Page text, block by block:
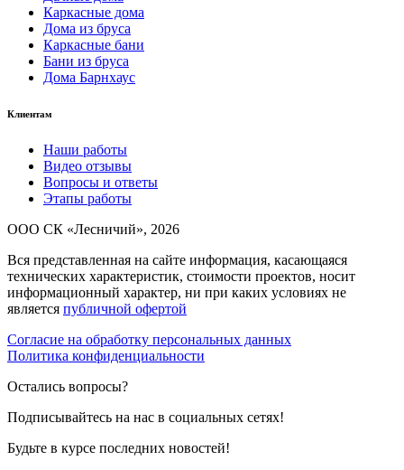
Каркасные дома
Дома из бруса
Каркасные бани
Бани из бруса
Дома Барнхаус
Клиентам
Наши работы
Видео отзывы
Вопросы и ответы
Этапы работы
ООО СК «Лесничий», 2026
Вся представленная на сайте информация, касающаяся
технических характеристик, стоимости проектов, носит
информационный характер, ни при каких условиях не
является публичной офертой
Согласие на обработку персональных данных
Политика конфиденциальности
Остались вопросы?
Подписывайтесь на нас в социальных сетях!
Будьте в курсе последних новостей!